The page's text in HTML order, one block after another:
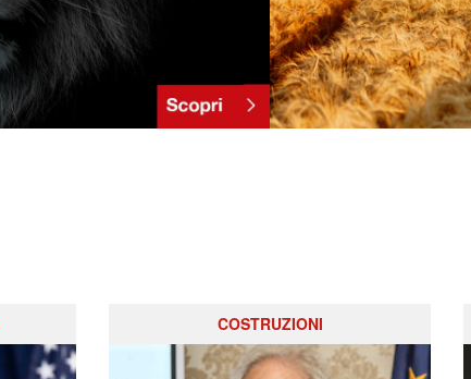
COSTRUZIONI